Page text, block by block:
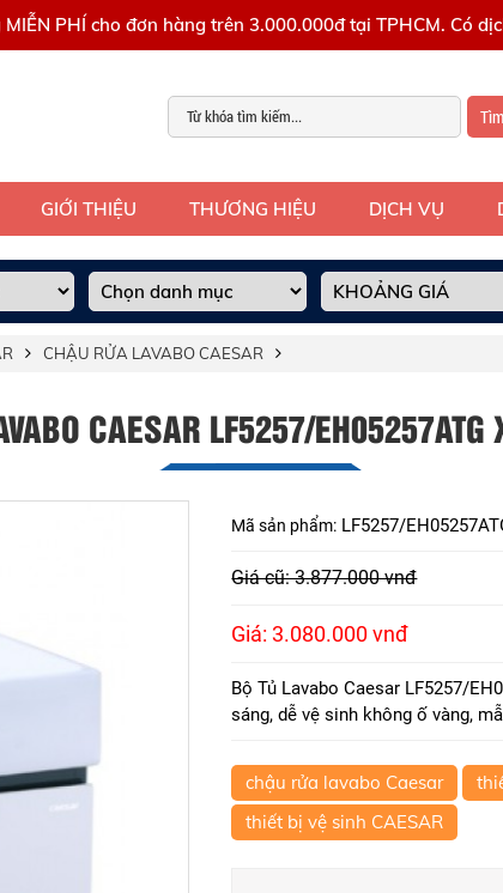
MIỄN PHÍ cho đơn hàng trên 3.000.000đ tại TPHCM. Có
GIỚI THIỆU THƯƠNG HIỆU DỊCH VỤ
CHẬU RỬA LAVABO CAESAR
CAESAR LF5257/
Mã sản phẩm: LF5257/
Giá cũ: 3.877.000 vnđ
Giá: 3.080.000 vnđ
Bộ Tủ Lavabo Caesar LF5257/
sáng, dễ vệ sinh không ố vàng,
chậu rửa lavabo Caesar
thiết bị vệ sinh CAESAR